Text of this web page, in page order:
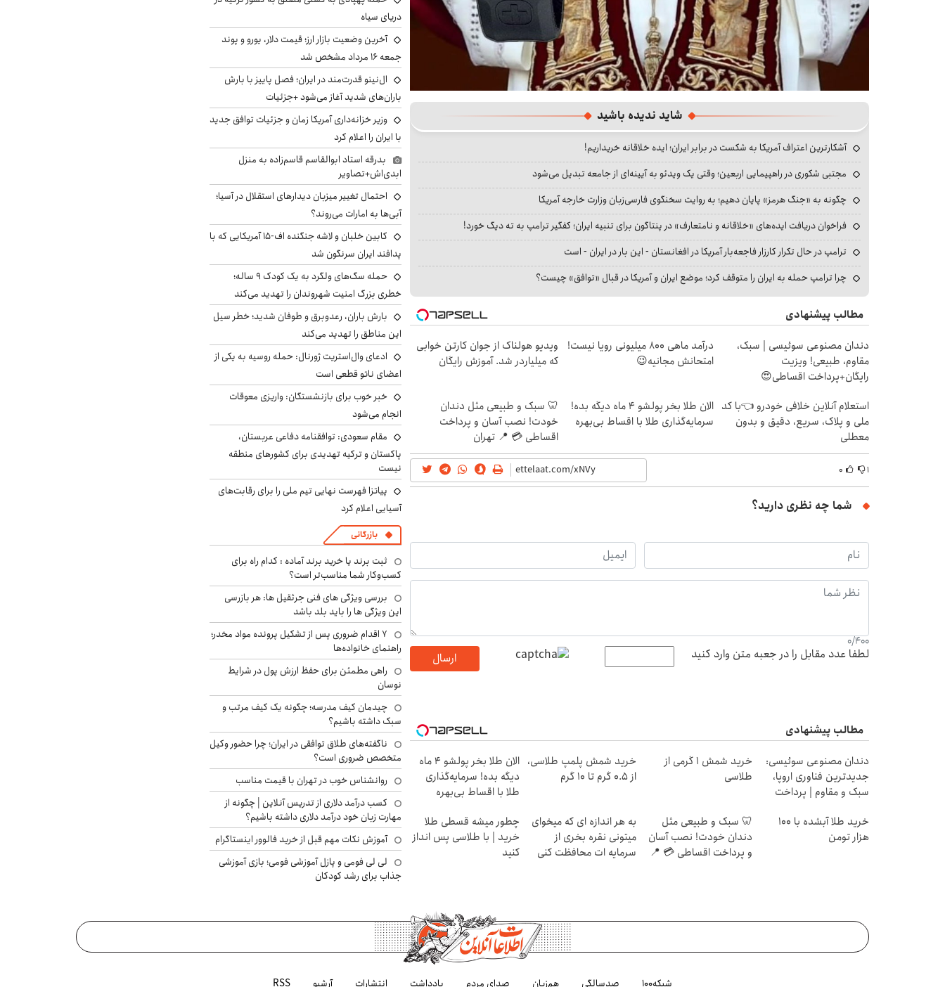
شاید ندیده باشید
آشکارترین اعتراف آمریکا به شکست در برابر ایران؛ ایده خلاقانه خریداریم!
مجتبی شکوری در راهپیمایی اربعین؛ وقتی یک ویدئو به آیینه‌ای از جامعه تبدیل می‌شود
چگونه به «جنگ هرمز» پایان دهیم؛ به روایت سخنگوی فارسی‌زبان وزارت خارجه آمریکا
فراخوان دریافت ایده‌های «خلاقانه و نامتعارف» در پنتاگون برای تنبیه ایران؛ کفگیر ترامپ به ته دیگ خورد!
ترامپ در حال تکرار کارزار فاجعه‌بار آمریکا در افغانستان - این بار در ایران - است
چرا ترامپ حمله به ایران را متوقف کرد؛ موضع ایران و آمریکا در قبال «توافق» چیست؟
مطالب پیشنهادی
دندان مصنوعی سوئیسی | سبک،
مقاوم، طبیعی! ویزیت
رایگان+پرداخت اقساطی😍
درآمد ماهی 800 میلیونی رویا نیست!
امتحانش مجانیه😉
ویدیو هولناک از جوان کارتن خوابی
که میلیاردر شد. آموزش رایگان
استعلام آنلاین خلافی خودرو 👈با کد
ملی و پلاک، سریع، دقیق و بدون
معطلی
الان طلا بخر پولشو 4 ماه دیگه بده!
سرمایه‌گذاری طلا با اقساط بی‌بهره
🦷 سبک و طبیعی مثل دندان
خودت! نصب آسان و پرداخت
اقساطی 💳 📍 تهران
۱ ۰
شما چه نظری دارید؟
0/400
لطفا عدد مقابل را در جعبه متن وارد کنید ارسال
مطالب پیشنهادی
دندان مصنوعی سوئیسی:
جدیدترین فناوری اروپا،
سبک و مقاوم | پرداخت
خرید شمش 1 گرمی از
طلاسی
خرید شمش پلمپ طلاسی،
از ۰.۵ گرم تا ۱۰ گرم
الان طلا بخر پولشو 4 ماه
دیگه بده! سرمایه‌گذاری
طلا با اقساط بی‌بهره
خرید طلا آبشده با 100
هزار تومن
🦷 سبک و طبیعی مثل
دندان خودت! نصب آسان
و پرداخت اقساطی 💳 📍
به هر اندازه ای که میخوای
میتونی نقره بخری از
سرمایه ات محافظت کنی
چطور میشه قسطی طلا
خرید | با طلاسی پس انداز
کنید
دریای سیاه
آخرین وضعیت بازار ارز؛ قیمت دلار، یورو و پوند
جمعه ۱۶ مرداد مشخص شد
ال‌نینو قدرت‌مند در ایران؛ فصل پاییز با بارش
باران‌های شدید آغاز می‌شود +جزئیات
وزیر خزانه‌داری آمریکا زمان و جزئیات توافق جدید
با ایران را اعلام کرد
بدرقه استاد ابوالقاسم قاسم‌زاده به منزل
ابدی‌اش+تصاویر
احتمال تغییر میزبان دیدارهای استقلال در آسیا؛
آبی‌ها به امارات می‌روند؟
کابین خلبان و لاشه جنگنده اف-۱۵ آمریکایی که با
پدافند ایران سرنگون شد
حمله سگ‌های ولگرد به یک کودک ۹ ساله؛
خطری بزرگ امنیت شهروندان را تهدید می‌کند
بارش باران، رعدوبرق و طوفان شدید؛ خطر سیل
این مناطق را تهدید می‌کند
ادعای وال‌استریت ژورنال: حمله روسیه به یکی از
اعضای ناتو قطعی است
خبر خوب برای بازنشستگان: واریزی معوقات
انجام می‌شود
مقام سعودی: توافقنامه دفاعی عربستان،
پاکستان و ترکیه تهدیدی برای کشورهای منطقه
نیست
پیاتزا فهرست نهایی تیم ملی را برای رقابت‌های
آسیایی اعلام کرد
بازرگانی
ثبت برند یا خرید برند آماده : کدام راه برای
کسب‌وکار شما مناسب‌تر است؟
بررسی ویژگی های فنی جرثقیل ها: هر بازرسی
این ویژگی ها را باید بلد باشد
۷ اقدام ضروری پس از تشکیل پرونده مواد مخدر؛
راهنمای خانواده‌ها
راهی مطمئن برای حفظ ارزش پول در شرایط
نوسان
چیدمان کیف مدرسه؛ چگونه یک کیف مرتب و
سبک داشته باشیم؟
ناگفته‌های طلاق توافقی در ایران؛ چرا حضور وکیل
متخصص ضروری است؟
روانشناس خوب در تهران با قیمت مناسب
کسب درآمد دلاری از تدریس آنلاین | چگونه از
مهارت زبان خود درآمد دلاری داشته باشیم؟
آموزش نکات مهم قبل از خرید فالوور اینستاگرام
لی لی فومی و پازل آموزشی فومی؛ بازی آموزشی
جذاب برای رشد کودکان
شبکه۱۰۰ صدسالگی هم‌زبان صدای مردم یادداشت انتشارات آرشیو RSS